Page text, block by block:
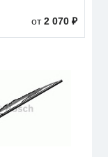
от2 070 ₽